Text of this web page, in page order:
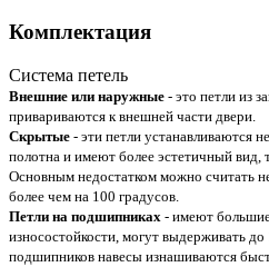
Комплектация
Система петель
Внешние или наружные - это петли из
привариваются к внешней части двери.
Скрытые - эти петли устанавливаются
полотна и имеют более эстетичный вид,
Основным недостатком можно считать
более чем на 100 градусов.
Петли на подшипниках - имеют
износостойкости, могут выдерживать до
подшипников навесы изнашиваются